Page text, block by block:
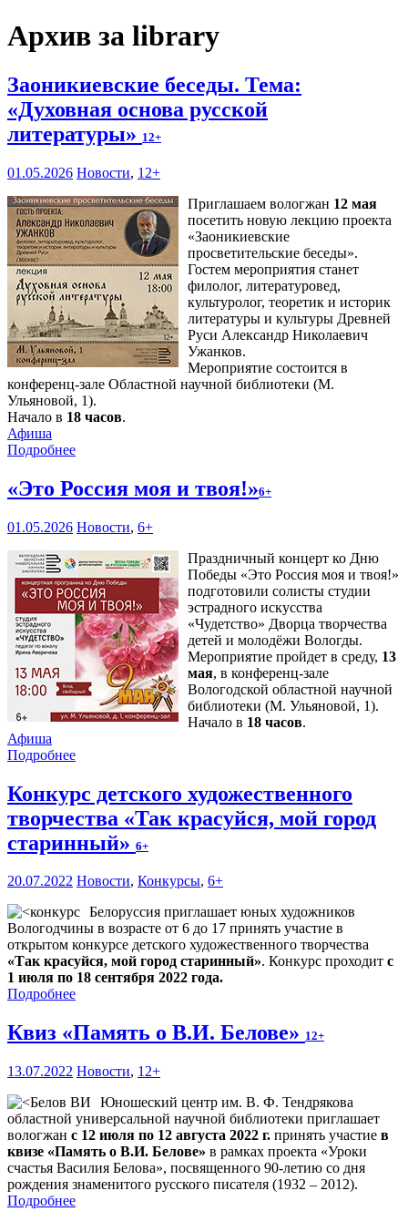
Архив за library
Заоникиевские беседы. Тема:
«Духовная основа русской
литературы» 12+
01.05.2026 Новости, 12+
Приглашаем вологжан 12 мая
посетить новую лекцию проекта
«Заоникиевские
просветительские беседы».
Гостем мероприятия станет
филолог, литературовед,
культуролог, теоретик и историк
литературы и культуры Древней
Руси Александр Николаевич
Ужанков.
Мероприятие состоится в
конференц-зале Областной научной библиотеки (М.
Ульяновой, 1).
Начало в 18 часов.
Афиша
Подробнее
«Это Россия моя и твоя!»6+
01.05.2026 Новости, 6+
Праздничный концерт ко Дню
Победы «Это Россия моя и твоя!»
подготовили солисты студии
эстрадного искусства
«Чудетство» Дворца творчества
детей и молодёжи Вологды.
Мероприятие пройдет в среду, 13
мая, в конференц-зале
Вологодской областной научной
библиотеки (М. Ульяновой, 1).
Начало в 18 часов.
Афиша
Подробнее
Конкурс детского художественного
творчества «Так красуйся, мой город
старинный» 6+
20.07.2022 Новости, Конкурсы, 6+
Белоруссия приглашает юных художников
Вологодчины в возрасте от 6 до 17 принять участие в
открытом конкурсе детского художественного творчества
«Так красуйся, мой город старинный». Конкурс проходит с
1 июля по 18 сентября 2022 года.
Подробнее
Квиз «Память о В.И. Белове» 12+
13.07.2022 Новости, 12+
Юношеский центр им. В. Ф. Тендрякова
областной универсальной научной библиотеки приглашает
вологжан с 12 июля по 12 августа 2022 г. принять участие в
квизе «Память о В.И. Белове» в рамках проекта «Уроки
счастья Василия Белова», посвященного 90-летию со дня
рождения знаменитого русского писателя (1932 – 2012).
Подробнее